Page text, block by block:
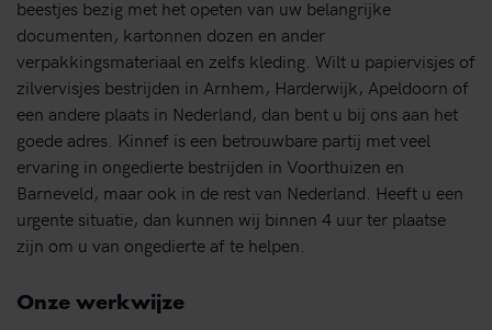
beestjes bezig met het opeten van uw belangrijke
documenten, kartonnen dozen en ander
verpakkingsmateriaal en zelfs kleding. Wilt u papiervisjes of
zilvervisjes bestrijden in Arnhem, Harderwijk, Apeldoorn of
een andere plaats in Nederland, dan bent u bij ons aan het
goede adres. Kinnef is een betrouwbare partij met veel
ervaring in ongedierte bestrijden in Voorthuizen en
Barneveld, maar ook in de rest van Nederland. Heeft u een
urgente situatie, dan kunnen wij binnen 4 uur ter plaatse
zijn om u van ongedierte af te helpen.
Onze werkwijze